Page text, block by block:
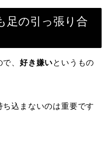
足の引っ張り合
、 好き嫌いというもの
込まないのは重要です